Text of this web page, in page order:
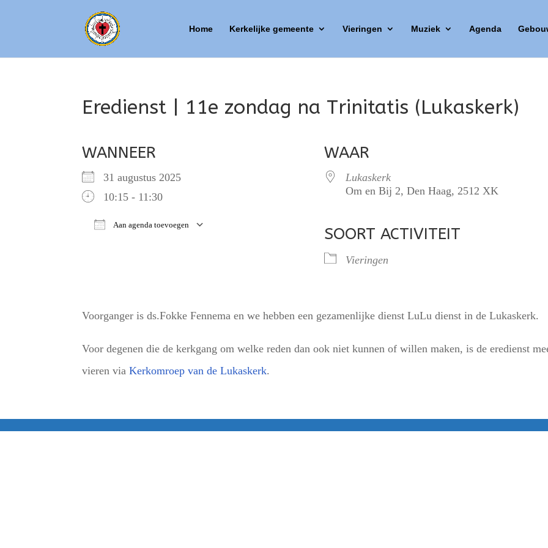
Home Kerkelijke gemeente Vieringen Muziek Agenda
Eredienst | 11e zondag na Trinitatis (Lukaskerk)
WANNEER
31 augustus 2025
10:15 - 11:30
Aan agenda toevoegen
WAAR
Lukaskerk
Om en Bij 2, Den Haag, 2512 XK
SOORT ACTIVITEIT
Vieringen
Voorganger is ds.Fokke Fennema en we hebben een gezamenlijke dienst LuLu dienst in de Lukaskerk.
Voor degenen die de kerkgang om welke reden dan ook niet kunnen of willen maken, is de eredienst
vieren viaKerkomroep van de Lukaskerk.